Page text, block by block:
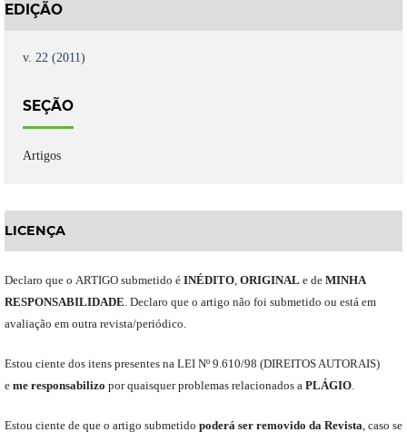
EDIÇÃO
v. 22 (2011)
SEÇÃO
Artigos
LICENÇA
Declaro que o ARTIGO submetido é INÉDITO, ORIGINAL ede MINHA
RESPONSABILIDADE Declaro que o artigo não foi submetido ou está em
avaliação em outra revista/periódico.
Estou ciente dos itens presentes na LEI Nº 9.610/98 (DIREITOS AUTORAIS)
e meresponsabilizo por quaisquer problemas relacionados a PLÁGIO.
Estou ciente de que o artigo submetido poderá ser removido da Revista caso se